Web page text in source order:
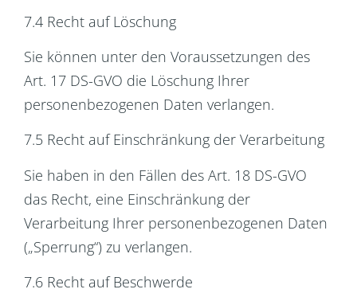
7.4 Recht auf Löschung
Sie können unter den Voraussetzungen des
Art. 17 DS-GVO die Löschung Ihrer
personenbezogenen Daten verlangen.
7.5 Recht auf Einschränkung der Verarbeitung
Sie haben in den Fällen des Art. 18 DS-GVO
das Recht, eine Einschränkung der
Verarbeitung Ihrer personenbezogenen Daten
(„Sperrung“) zu verlangen.
7.6 Recht auf Beschwerde